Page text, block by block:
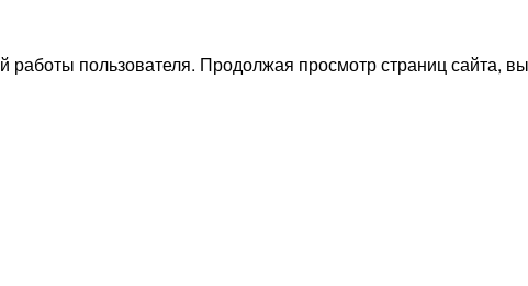
пользователя. Продолжая просмотр страниц сайта,